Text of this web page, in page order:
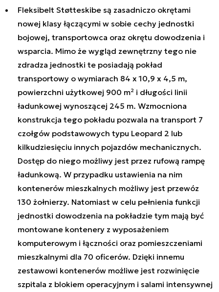
Fleksibelt Støtteskibe są zasadniczo okrętami
nowej klasy łączącymi w sobie cechy jednostki
bojowej, transportowca oraz okrętu dowodzenia i
wsparcia. Mimo że wygląd zewnętrzny tego nie
zdradza jednostki te posiadają pokład
transportowy o wymiarach 84 x 10,9 x 4,5 m,
powierzchni użytkowej 900 m² i długości linii
ładunkowej wynoszącej 245 m. Wzmocniona
konstrukcja tego pokładu pozwala na transport 7
czołgów podstawowych typu Leopard 2 lub
kilkudziesięciu innych pojazdów mechanicznych.
Dostęp do niego możliwy jest przez rufową rampę
ładunkową. W przypadku ustawienia na nim
kontenerów mieszkalnych możliwy jest przewóz
130 żołnierzy. Natomiast w celu pełnienia funkcji
jednostki dowodzenia na pokładzie tym mają być
montowane kontenery z wyposażeniem
komputerowym i łączności oraz pomieszczeniami
mieszkalnymi dla 70 oficerów. Dzięki innemu
zestawowi kontenerów możliwe jest rozwinięcie
szpitala z blokiem operacyjnym i salami intensywnej